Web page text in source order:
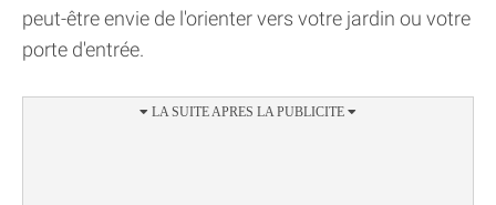
peut-être envie de l'orienter vers votre jardin ou votre
porte d'entrée.